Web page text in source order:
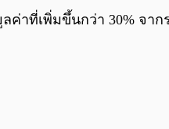
าที่เพิ่มขึ้นกว่า 30% จา